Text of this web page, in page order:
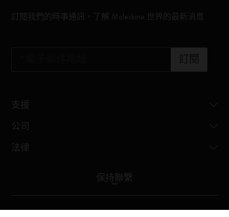
訂閱我們的時事通訊，了解 Moleskine 世界的最新消息
訂閱
支援
公司
法律
保持聯繫
""